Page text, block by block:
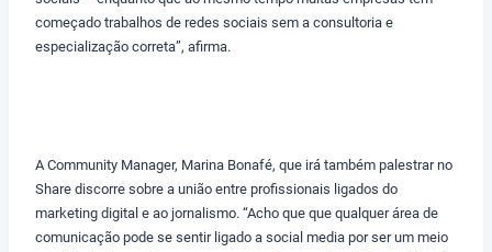
começado trabalhos de redes sociais sem a consultoria e
especialização correta”, afirma.
A Community Manager, Marina Bonafé, que irá também palestrar no
Share discorre sobre a união entre profissionais ligados do
marketing digital e ao jornalismo. “Acho que que qualquer área de
comunicação pode se sentir ligado a social media por ser um meio